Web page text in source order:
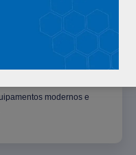
Imagem
modernos e